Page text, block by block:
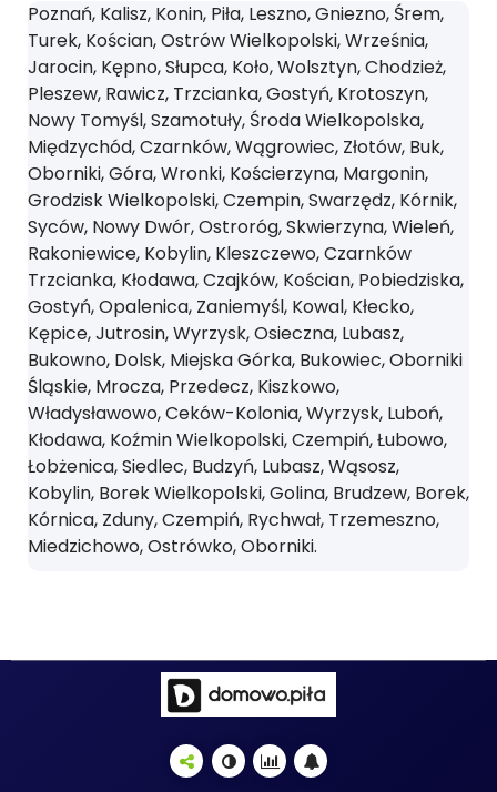
Poznań, Kalisz, Konin, Piła, Leszno, Gniezno, Śrem,
Turek, Kościan, Ostrów Wielkopolski, Września,
Jarocin, Kępno, Słupca, Koło, Wolsztyn, Chodzież,
Pleszew, Rawicz, Trzcianka, Gostyń, Krotoszyn,
Nowy Tomyśl, Szamotuły, Środa Wielkopolska,
Międzychód, Czarnków, Wągrowiec, Złotów, Buk,
Oborniki, Góra, Wronki, Kościerzyna, Margonin,
Grodzisk Wielkopolski, Czempin, Swarzędz, Kórnik,
Syców, Nowy Dwór, Ostroróg, Skwierzyna, Wieleń,
Rakoniewice, Kobylin, Kleszczewo, Czarnków
Trzcianka, Kłodawa, Czajków, Kościan, Pobiedziska,
Gostyń, Opalenica, Zaniemyśl, Kowal, Kłecko,
Kępice, Jutrosin, Wyrzysk, Osieczna, Lubasz,
Bukowno, Dolsk, Miejska Górka, Bukowiec, Oborniki
Śląskie, Mrocza, Przedecz, Kiszkowo,
Władysławowo, Ceków-Kolonia, Wyrzysk, Luboń,
Kłodawa, Koźmin Wielkopolski, Czempiń, Łubowo,
Łobżenica, Siedlec, Budzyń, Lubasz, Wąsosz,
Kobylin, Borek Wielkopolski, Golina, Brudzew, Borek,
Kórnica, Zduny, Czempiń, Rychwał, Trzemeszno,
Miedzichowo, Ostrówko, Oborniki.